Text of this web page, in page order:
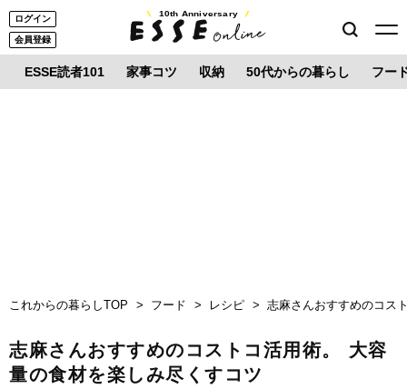
ログイン
会員登録
10th Anniversary
ESSE読者101 家事コツ 収納 50代からの暮らし フー
これからの暮らしTOP フード レシピ 志麻さんおすすめのコス
志麻さんおすすめのコストコ活用術。 大容
量の食材を楽しみ尽くすコツ